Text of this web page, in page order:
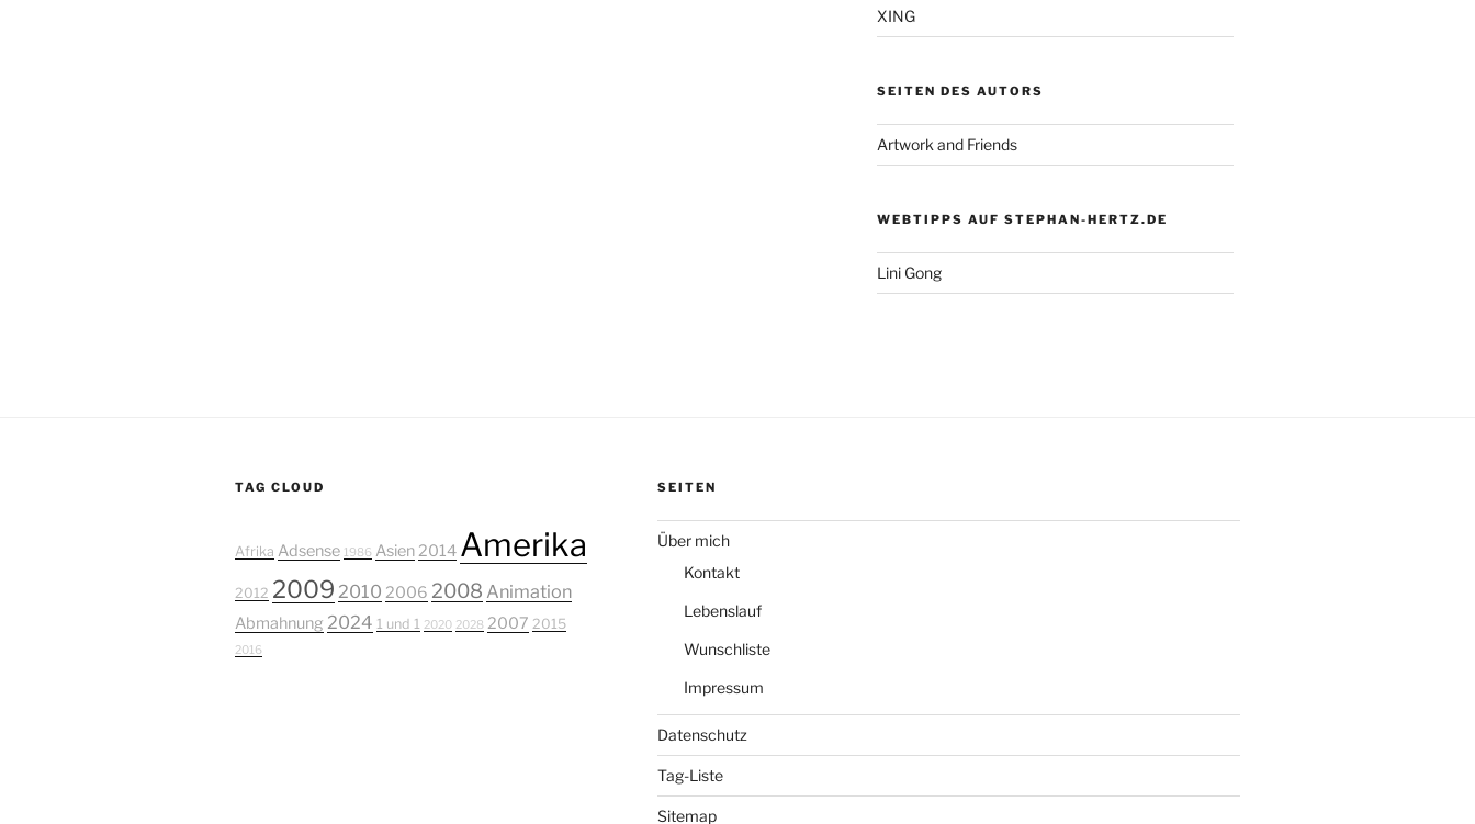
XING
SEITEN DES AUTORS
Artwork and Friends
WEBTIPPS AUF STEPHAN-HERTZ.DE
Lini Gong
TAG CLOUD
Afrika Adsense 1986 Asien2014 Amerika
2012 2009 2010 2006 2008 Animation
Abmahnung 2024 1 und 1 2020 2028 2007 2015
2016
SEITEN
Über mich
Kontakt
Lebenslauf
Wunschliste
Impressum
Datenschutz
Tag-Liste
Sitemap